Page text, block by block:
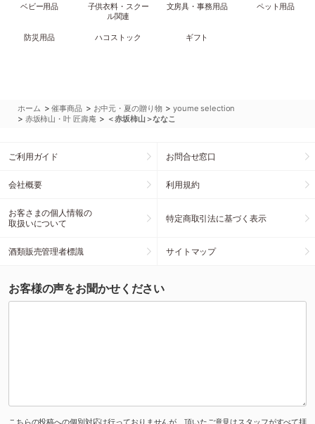
ベビー用品
子供衣料・スクー
ル関連
文房具・事務用品 ペット用品
防災用品 ハコストック ギフト
ホーム >催事商品 > お中元・夏の贈り物 >youme selection
> 赤坂柿山・叶 匠壽庵 > ＜赤坂柿山＞ななこ
ご利用ガイド お問合せ窓口
会社概要 利用規約
お客さまの個人情報の
取扱いについて
特定商取引法に基づく表示
酒類販売管理者標識 サイトマップ
お客様の声をお聞かせください
こちらの投稿への個別対応は行っておりませんが、頂いたご意見はスタッフがすべて拝